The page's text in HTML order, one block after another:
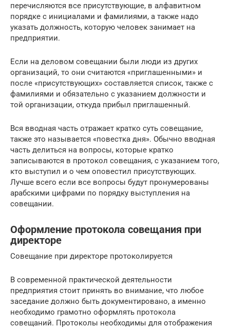
перечисляются все присутствующие, в алфавитном
порядке с инициалами и фамилиями, а также надо
указать должность, которую человек занимает на
предприятии.
Если на деловом совещании были люди из других
организаций, то они считаются «приглашенными» и
после «присутствующих» составляется список, также с
фамилиями и обязательно с указанием должности и
той организации, откуда прибыл приглашенный.
Вся вводная часть отражает кратко суть совещание,
также это называется «повестка дня». Обычно вводная
часть делиться на вопросы, которые кратко
записываются в протокол совещания, с указанием того,
кто выступил и о чем оповестил присутствующих.
Лучше всего если все вопросы будут пронумерованы
арабскими цифрами по порядку выступления на
совещании.
Оформление протокола совещания при
директоре
Совещание при директоре протоколируется
В современной практической деятельности
предприятия стоит принять во внимание, что любое
заседание должно быть документировано, а именно
необходимо грамотно оформлять протокола
совещаний. Протоколы необходимы для отображения